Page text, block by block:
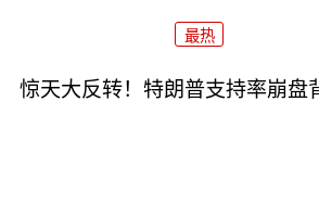
最热
惊天大反转！特朗普支持率崩盘